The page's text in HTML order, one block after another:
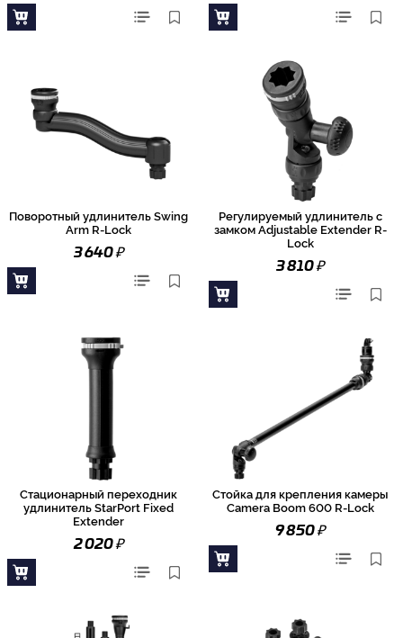
Поворотный удлинитель Swing
Arm R-Lock
3 640₽
Регулируемый удлинитель с
замком Adjustable Extender R-
Lock
3 810₽
Стационарный переходник
удлинитель StarPort Fixed
Extender
2 020₽
Стойка для крепления камеры
Camera Boom 600 R-Lock
9 850₽